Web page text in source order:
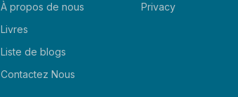
À propos de nous
Livres
Liste de blogs
Contactez Nous
Privacy